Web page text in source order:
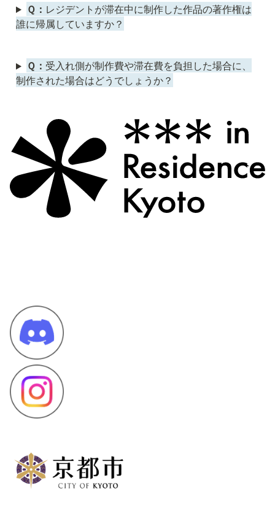
Ｑ： レジデントが滞在中に制作した作品の著作権は
誰に帰属していますか？
Ｑ： 受入れ側が制作費や滞在費を負担した場合に、
制作された場合はどうでしょうか？